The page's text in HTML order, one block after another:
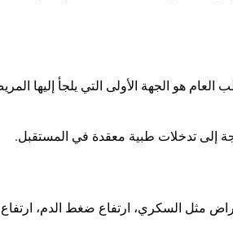
هو الجهة الأولى التي يلجأ إليها
إلى تدخلات طبية معقدة في المستقبل.
مثل السكري، ارتفاع ضغط الدم، ارتفاع